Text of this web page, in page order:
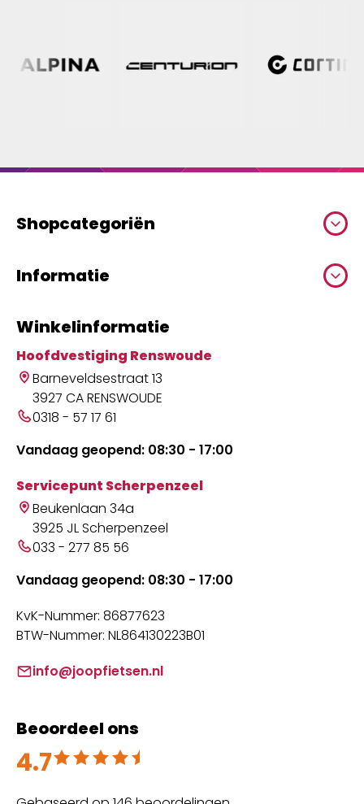
Shopcategoriën
Informatie
Winkelinformatie
Hoofdvestiging Renswoude
Barneveldsestraat 13
3927 CA RENSWOUDE
0318 - 57 17 61
Vandaag geopend: 08:30 - 17:00
Servicepunt Scherpenzeel
Beukenlaan 34a
3925 JL Scherpenzeel
033 - 277 85 56
Vandaag geopend: 08:30 - 17:00
KvK-Nummer: 86877623
BTW-Nummer: NL864130223B01
info@joopfietsen.nl
Beoordeel ons
4.7
Beoordeeld met 4.7 uit 5